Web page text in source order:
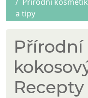
a tipy
Přírodní